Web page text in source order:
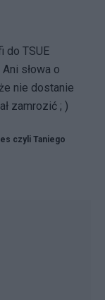
do TSUE
słowa o
nie dostanie
zamrozić ; )
czyli Taniego